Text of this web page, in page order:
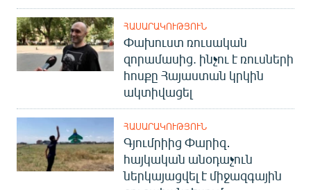
ՀԱՍԱՐԱԿՈՒԹՅՈՒՆ
Փախուստ ռուսական
զորամասից. ինչու է ռուսների
հոսքը Հայաստան կրկին
ակտիվացել
ՀԱՍԱՐԱԿՈՒԹՅՈՒՆ
Գյումրիից Փարիզ․
հայկական անօդաչուն
ներկայացվել է միջազգային